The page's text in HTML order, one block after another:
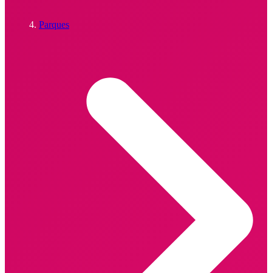
Parques